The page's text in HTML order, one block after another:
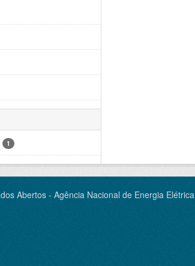
1
Abertos - Agência Nacional de Energia Elétrica